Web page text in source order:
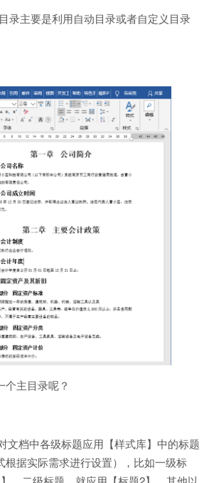
录主要是利用自动目录或者自定义目录
个主目录呢？
文档中各级标题应用【样式库】中的标题
根据实际需求进行设置），比如一级标